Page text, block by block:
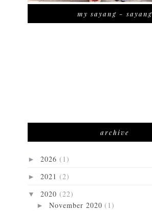
my sayang - sayang
archive
► 2026 (1)
► 2021 (2)
▼ 2020 (22)
► November 2020(1)